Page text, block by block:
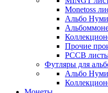
Monetoss
Альбо
Прочие
РССВ
Футляры для
Альбо